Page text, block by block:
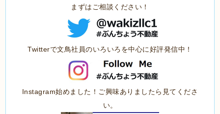
まずはご相談ください！
Twitterで文鳥社員のいろいろを中心に好評発信中！
Instagram始めました！ご興味ありましたら見てくださ
い。